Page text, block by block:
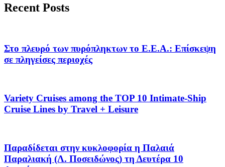
Recent Posts
Στο πλευρό των πυρόπληκτων το Ε.Ε.Α.: Επίσκεψη
σε πληγείσες περιοχές
Variety Cruises among the TOP 10 Intimate-Ship
Cruise Lines by Travel + Leisure
Παραδίδεται στην κυκλοφορία η Παλαιά
Παραλιακή (Λ. Ποσειδώνος) τη Δευτέρα 10